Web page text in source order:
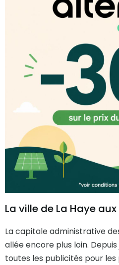
La ville de La Haye
La capitale administrative
allée encore plus loin.
toutes les publicités pour